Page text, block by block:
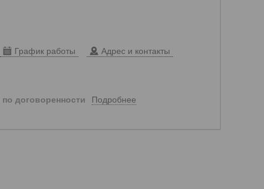
График работы Адрес и контакты
по договоренности Подробнее